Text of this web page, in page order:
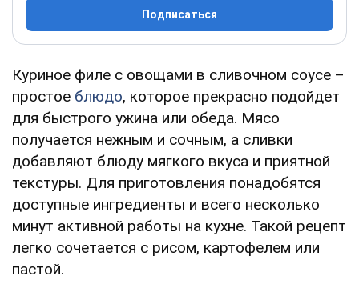
Подписаться
Куриное филе с овощами в сливочном соусе –
простое блюдо, которое прекрасно подойдет
для быстрого ужина или обеда. Мясо
получается нежным и сочным, а сливки
добавляют блюду мягкого вкуса и приятной
текстуры. Для приготовления понадобятся
доступные ингредиенты и всего несколько
минут активной работы на кухне. Такой рецепт
легко сочетается с рисом, картофелем или
пастой.